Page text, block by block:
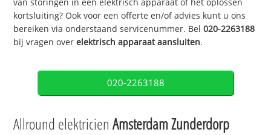
kortsluiting? Ook voor een offerte en/of advies kunt u ons
bereiken via onderstaand servicenummer. Bel020-2263188
bij vragen overelektrisch apparaat aansluiten.
020-2263188
Allround elektricienAmsterdam Zunderdorp